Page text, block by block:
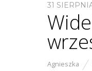
31
Agnieszka